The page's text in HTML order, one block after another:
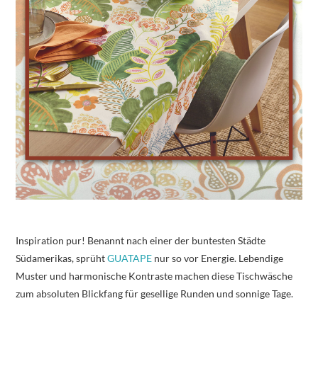
Inspiration pur! Benannt nach einer der buntesten Städte
Südamerikas, sprühtGUATAPE nur so vor Energie. Lebendige
Muster und harmonische Kontraste machen diese Tischwäsche
zum absoluten Blickfang für gesellige Runden und sonnige Tage.